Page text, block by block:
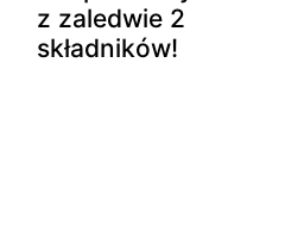
z zaledwie 2
składników!